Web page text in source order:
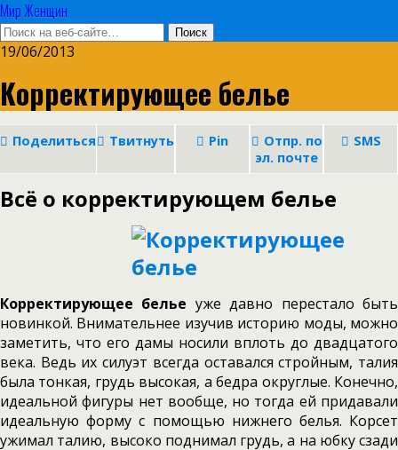
Мир Женщин
19/06/2013
Корректирующее белье
Поделиться Твитнуть Pin
Отпр. по
эл. почте
SMS
Всё о корректирующем белье
Корректирующее белье уже давно перестало быть
новинкой. Внимательнее изучив историю моды, можно
заметить, что его дамы носили вплоть до двадцатого
века. Ведь их силуэт всегда оставался стройным, талия
была тонкая, грудь высокая, а бедра округлые. Конечно,
идеальной фигуры нет вообще, но тогда ей придавали
идеальную форму с помощью нижнего белья. Корсет
ужимал талию, высоко поднимал грудь, а на юбку сзади